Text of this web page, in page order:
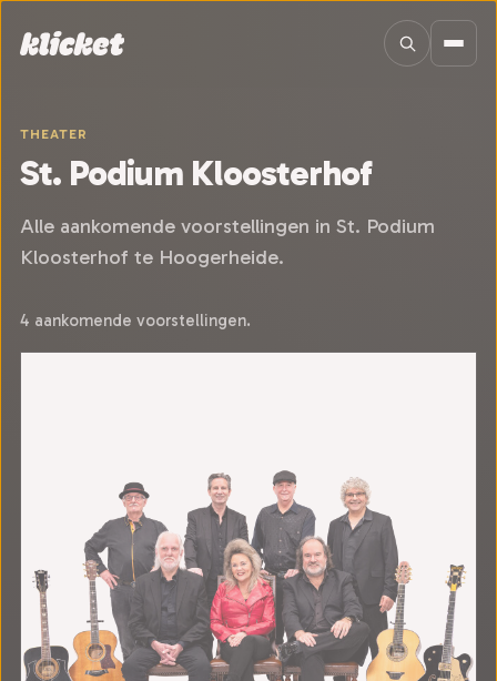
THEATER
St. Podium Kloosterhof
Alle aankomende voorstellingen in St. Podium
Kloosterhof te Hoogerheide.
4 aankomende voorstellingen.